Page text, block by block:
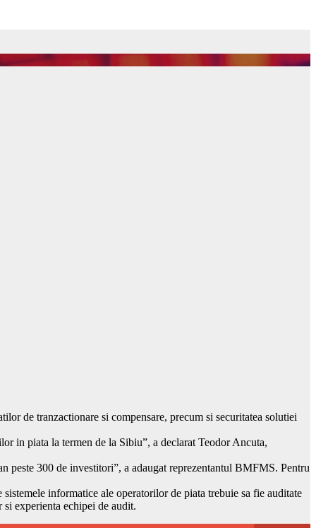
de tranzactionare si compensare, precum si securitatea solutiei
in piata la termen de la Sibiu”, a declarat Teodor Ancuta,
peste 300 de investitori”, a adaugat reprezentantul BMFMS. Pentru
informatice ale operatorilor de piata trebuie sa fie auditate
experienta echipei de audit.